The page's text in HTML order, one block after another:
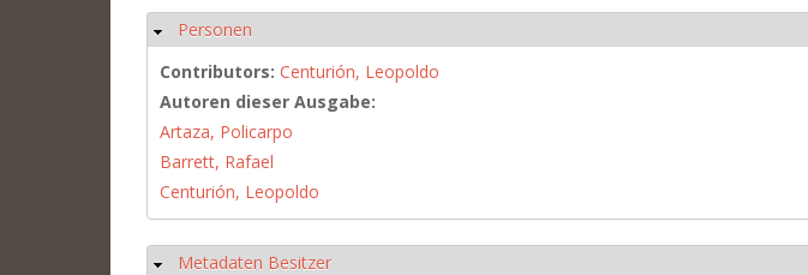
Hide
Personen
Contributors: Centurión, Leopoldo
Autoren dieser Ausgabe:
Artaza, Policarpo
Barrett, Rafael
Centurión, Leopoldo
Hide
Metadaten Besitzer